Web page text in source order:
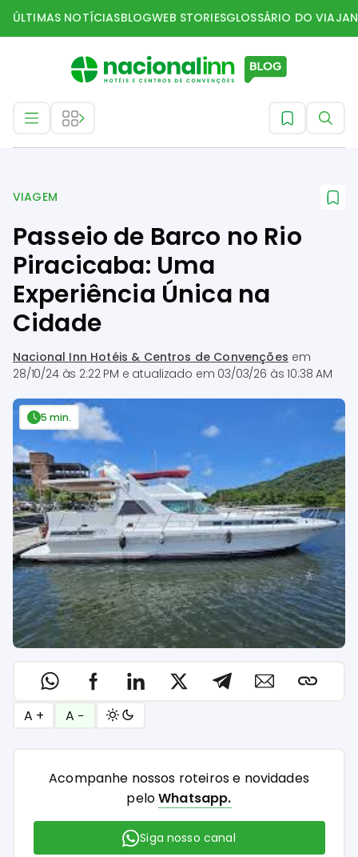
ÚLTIMAS NOTÍCIASBLOGWEB STORIESGLOSSÁRIO DO
VIAGEM
Passeio de Barco no Rio
Piracicaba: Uma
Experiência Única na
Cidade
Nacional Inn Hotéis & Centros de Convenções em
28/10/24 às 2:22 PM e atualizado em 03/03/26 às 10:38 AM
5 min.
A + A −
Acompanhe nossos roteiros e novidades
peloWhatsapp.
Siga nosso canal